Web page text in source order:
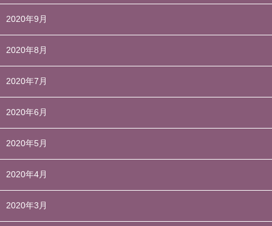
2020年9月
2020年8月
2020年7月
2020年6月
2020年5月
2020年4月
2020年3月